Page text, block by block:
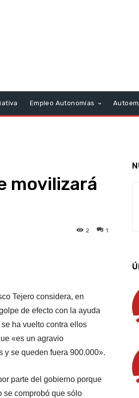
Empleo Autonomías
movilizará
1
2
Tejero considera, en
de efecto con la ayuda
ha vuelto contra ellos
«es un agravio
y se queden fuera 900.000».
parte del gobierno porque
se comprobó que sólo